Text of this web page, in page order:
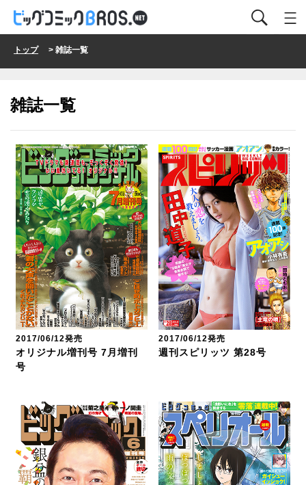
トップ> 雑誌一覧
雑誌一覧
2017/06/12発売
オリジナル増刊号 7月増刊
号
2017/06/12発売
週刊スピリッツ 第28号